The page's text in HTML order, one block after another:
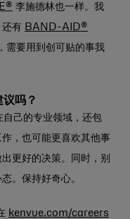
李施德林也一样。我
还有 BAND-AID®
需要用到创可贴的事我
吗？
己的专业领域，还包
，也可能更喜欢其他事
更好的决策。同时，别
。保持好奇心。
kenvue.com/careers